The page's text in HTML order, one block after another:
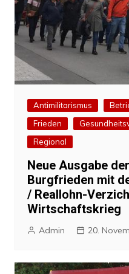
Antimilitarismus
Frieden
Regional
Neue Ausgabe
Burgfrieden mit
/ Reallohn-
Wirtschaftskrieg
Admin 20.